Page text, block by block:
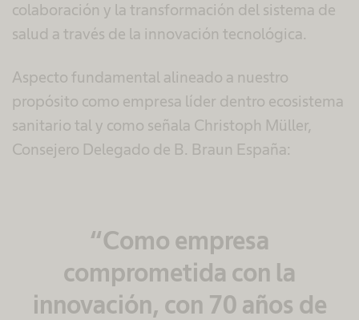
colaboración y la transformación del sistema de
salud a través de la innovación tecnológica.
Aspecto fundamental alineado a nuestro
propósito como empresa líder dentro ecosistema
sanitario tal y como señala Christoph Müller,
Consejero Delegado de B. Braun España:
“Como empresa
comprometida con la
innovación, con 70 años de